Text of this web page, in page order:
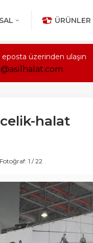
ÜRÜNLER
eposta üzerinden ulaşın
halat
Fotoğraf: 1 / 22